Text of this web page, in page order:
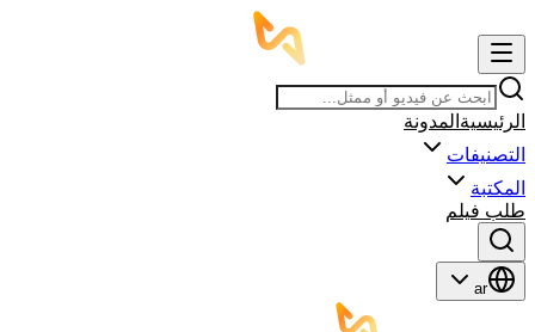
الرئيسية المدونة
التصنيفات
المكتبة
طلب فيلم
ar